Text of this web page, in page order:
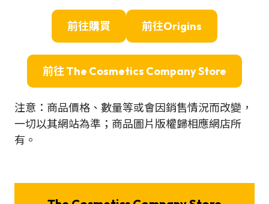
前往購買 前往Origins
前往 The Cosmetics Company Store
注意：商品價格、數量等或會因銷售情況而改變，
一切以其網站為準；商品圖片版權歸相應網店所
有。